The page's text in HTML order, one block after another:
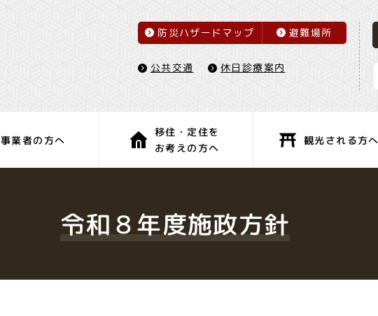
防災ハザードマップ 避難場所
公共交通 休日診療案内
事業者の方へ
移住・定住を
お考えの方へ
観光される方へ
令和８年度施政方針